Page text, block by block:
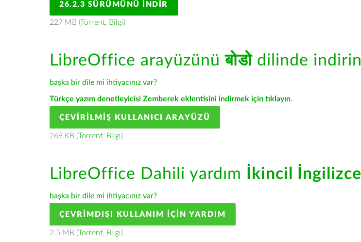
26.2.3 SÜRÜMÜNÜ İNDIR
227 MB (Torrent, Bilgi)
LibreOffice arayüzünüबोडोdilinde indirin
başka bir dile mi ihtiyacınız var?
Türkçe yazım denetleyicisi Zemberek eklentisini indirmek için tıklayın.
ÇEVIRILMIŞ KULLANICI ARAYÜZÜ
269 KB (Torrent, Bilgi)
LibreOffice Dahili yardım İkincil İngilizce
başka bir dile mi ihtiyacınız var?
ÇEVRIMDIŞI KULLANIM IÇIN YARDIM
2.5 MB (Torrent, Bilgi)